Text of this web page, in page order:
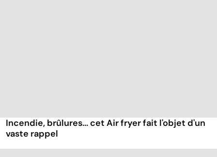
Incendie, brûlures... cet Air fryer fait l'objet d'un
vaste rappel